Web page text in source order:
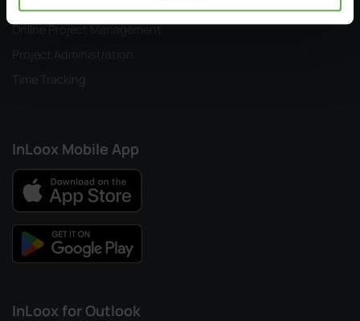
Project Planning in Outlook
Online Project Management
Project Administration
Time Tracking
InLoox Mobile App
InLoox for Outlook